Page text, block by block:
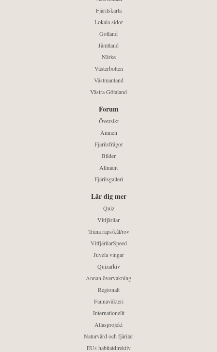
Fjärilskarta
Lokala sidor
Gotland
Jämtland
Närke
Västerbotten
Västmanland
Västra Götaland
Forum
Översikt
Ämnen
Fjärilsfrågor
Bilder
Allmänt
Fjärilsgalleri
Lär dig mer
Quiz
Vitfjärilar
Träna raps/kål/rov
VitfjärilarSpeed
Juvela vingar
Quizarkiv
Annan övervakning
Regionalt
Faunaväkteri
Internationellt
Atlasprojekt
Naturvård och fjärilar
EUs habitatdirektiv